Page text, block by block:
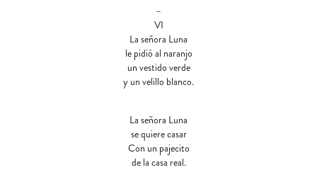
–
VI
La señora Luna
le pidió al naranjo
un vestido verde
y un velillo blanco.
La señora Luna
se quiere casar
Con un pajecito
de la casa real.